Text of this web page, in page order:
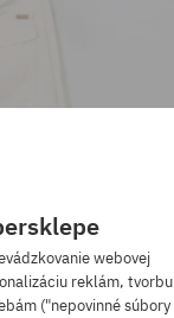
webovej
reklám, tvorbu
("nepovinné súbory